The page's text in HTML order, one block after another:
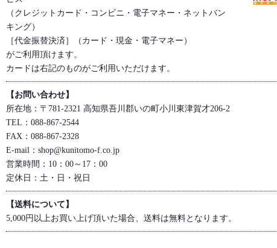
（クレジットカード・コンビニ・電子マネー・ネットバン
キング）
［代金振替決済］（カード・現金・電子マネー）
がご利用頂けます。
カードは右記のものがご利用いただけます。
【お問い合わせ】
所在地：〒781-2321 高知県吾川郡いの町小川東津賀才206-2
TEL：088-867-2544
FAX：088-867-2328
E-mail：shop@kunitomo-f.co.jp
営業時間：10：00～17：00
定休日：土・日・祝日
【送料について】
5,000円以上お買い上げ頂いた場合、送料は無料となります。